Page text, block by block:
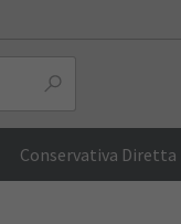
Conservativa Diretta